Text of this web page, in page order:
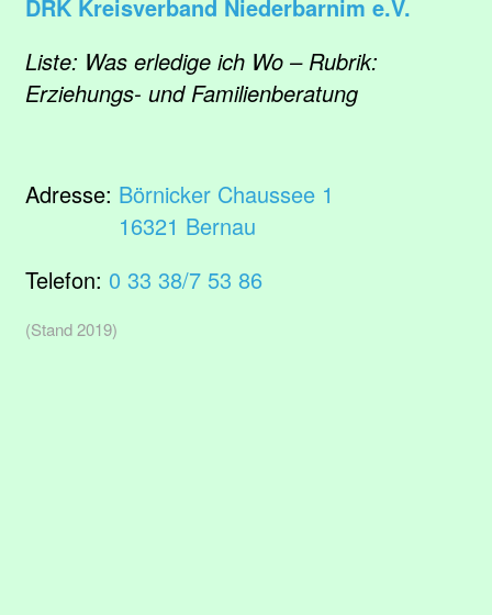
DRK Kreisverband Niederbarnim e.V.
Liste: Was erledige ich Wo – Rubrik:
Erziehungs- und Familienberatung
Adresse: Börnicker Chaussee 1
16321 Bernau
Telefon: 0 33 38/7 53 86
(Stand 2019)